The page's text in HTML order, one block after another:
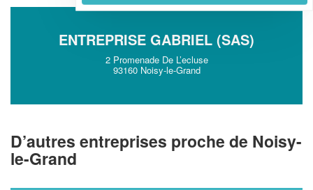
ENTREPRISE GABRIEL (SAS)
2 Promenade De L’ecluse
93160 Noisy-le-Grand
D’autres entreprises proche de Noisy-
le-Grand